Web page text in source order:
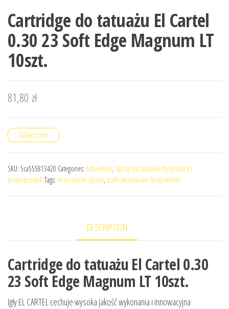
Cartridge do tatuażu El Cartel
0.30 23 Soft Edge Magnum LT
10szt.
81,80 zł
Zobacz cenę
SKU: 5ca555813420 Categories: Activeshop, Sprzęt do salonów fryzjerskich i
kosmetycznych Tags: leroy merlin opole, szafki łazienkowe leroy merlin
DESCRIPTION
Cartridge do tatuażu El Cartel 0.30
23 Soft Edge Magnum LT 10szt.
Igły EL CARTEL cechuje wysoka jakość wykonania i innowacyjna